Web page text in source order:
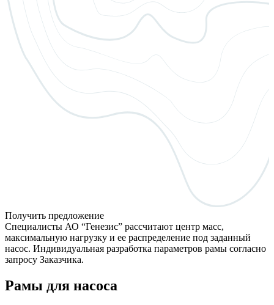
Получить предложение
Специалисты АО “Генезис” рассчитают центр масс,
максимальную нагрузку и ее распределение под заданный
насос. Индивидуальная разработка параметров рамы согласно
запросу Заказчика.
Рамы для насоса